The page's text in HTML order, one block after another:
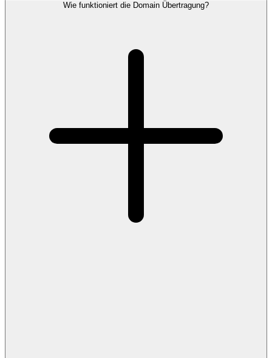
Wie funktioniert die Domain Übertragung?